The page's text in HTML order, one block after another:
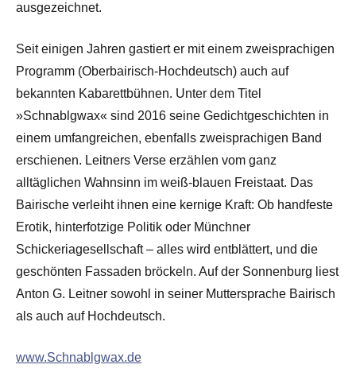
ausgezeichnet.
Seit einigen Jahren gastiert er mit einem zweisprachigen
Programm (Oberbairisch-Hochdeutsch) auch auf
bekannten Kabarettbühnen. Unter dem Titel
»Schnablgwax« sind 2016 seine Gedichtgeschichten in
einem umfangreichen, ebenfalls zweisprachigen Band
erschienen. Leitners Verse erzählen vom ganz
alltäglichen Wahnsinn im weiß-blauen Freistaat. Das
Bairische verleiht ihnen eine kernige Kraft: Ob handfeste
Erotik, hinterfotzige Politik oder Münchner
Schickeriagesellschaft – alles wird entblättert, und die
geschönten Fassaden bröckeln. Auf der Sonnenburg liest
Anton G. Leitner sowohl in seiner Muttersprache Bairisch
als auch auf Hochdeutsch.
www.Schnablgwax.de